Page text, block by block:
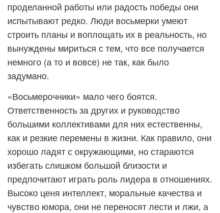
проделанной работы или радость победы они
испытывают редко. Люди восьмерки умеют
строить планы и воплощать их в реальность, но
вынуждены мириться с тем, что все получается
немного (а то и вовсе) не так, как было
задумано.
«Восьмерочники» мало чего боятся.
Ответственность за других и руководство
большими коллективами для них естественны,
как и резкие перемены в жизни. Как правило, они
хорошо ладят с окружающими, но стараются
избегать слишком большой близости и
предпочитают играть роль лидера в отношениях.
Высоко ценя интеллект, моральные качества и
чувство юмора, они не переносят лести и лжи, а